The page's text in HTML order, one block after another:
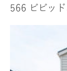
566 ビビッ